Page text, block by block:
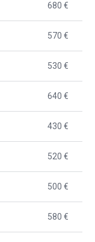
680 €
570 €
530 €
640 €
430 €
520 €
500 €
580 €